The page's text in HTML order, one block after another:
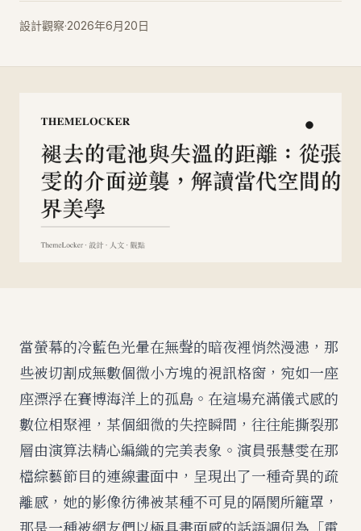
設計觀察·2026年6月20日
當螢幕的冷藍色光暈在無聲的暗夜裡悄然漫漶，那
些被切割成無數個微小方塊的視訊格窗，宛如一座
座漂浮在賽博海洋上的孤島。在這場充滿儀式感的
數位相聚裡，某個細微的失控瞬間，往往能撕裂那
層由演算法精心編織的完美表象。演員張慧雯在那
檔綜藝節目的連線畫面中，呈現出了一種奇異的疏
離感，她的影像彷彿被某種不可見的隔閡所籠罩，